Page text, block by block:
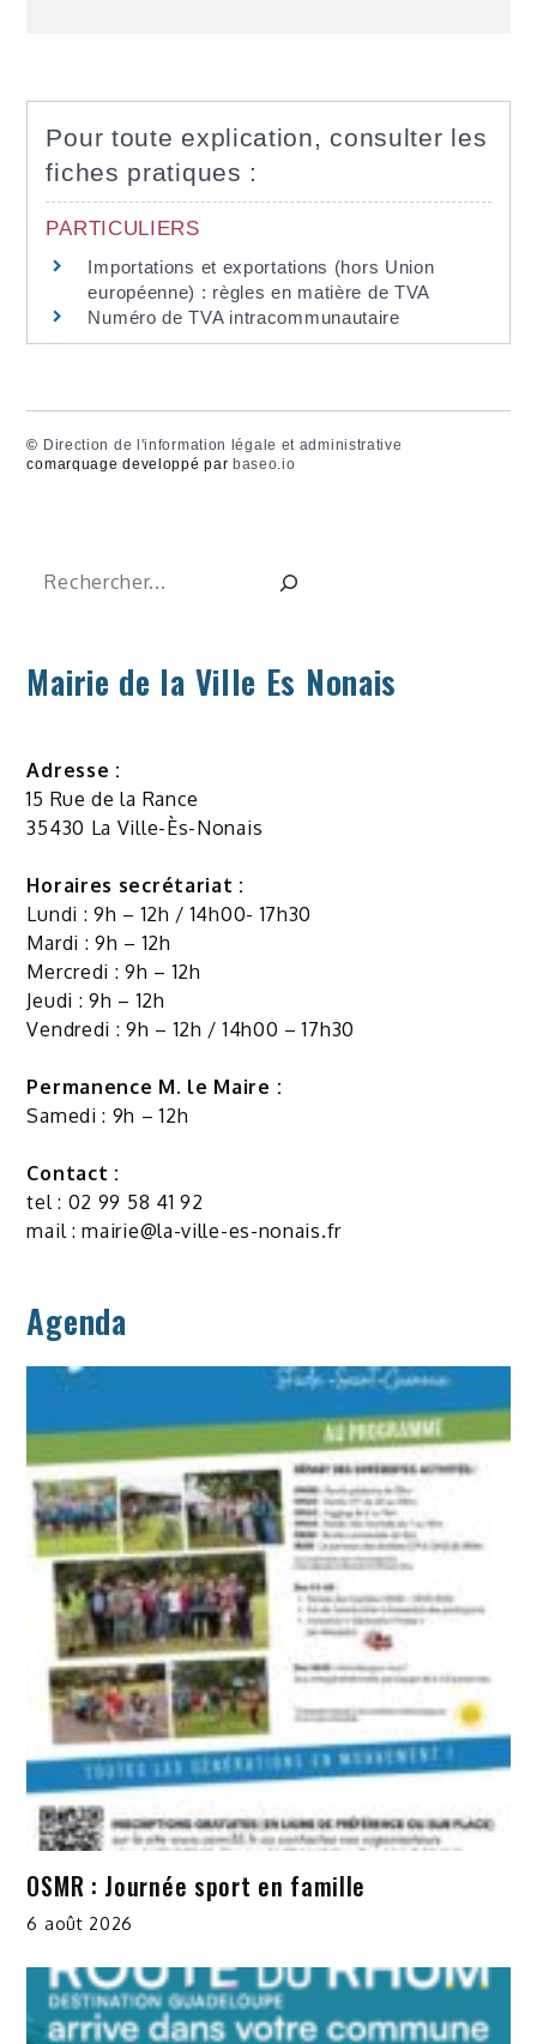
Pour toute explication, consulter les
fiches pratiques :
PARTICULIERS
Importations et exportations (hors Union
européenne) : règles en matière de TVA
Numéro de TVA intracommunautaire
© Direction de l'information légale et administrative
comarquage developpé par baseo.io
Rechercher
Mairie de la Ville Es Nonais
Adresse :
15 Rue de la Rance
35430 La Ville-Ès-Nonais
Horaires secrétariat :
Lundi : 9h – 12h / 14h00- 17h30
Mardi : 9h – 12h
Mercredi : 9h – 12h
Jeudi : 9h – 12h
Vendredi : 9h – 12h / 14h00 – 17h30
Permanence M. le Maire :
Samedi : 9h – 12h
Contact :
tel : 02 99 58 41 92
mail :mairie@la-ville-es-nonais.fr
Agenda
OSMR : Journée sport en famille
6 août 2026